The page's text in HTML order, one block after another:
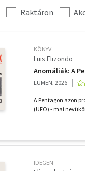
Raktáron
KÖNYV
Luis Elizondo
Anomáliák: A
LUMEN, 2026
A Pentagon azon
(UFO) - mai
IDEGEN